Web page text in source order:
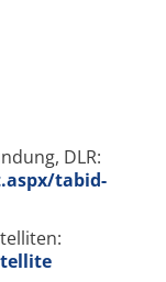
DLR:
tabid-